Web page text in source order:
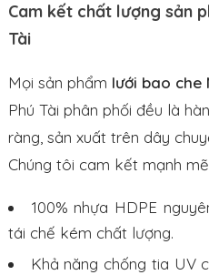
Cam kết chất lượng sản
Tài
Mọi sản phẩm lưới bao che
Phú Tài phân phối đều là
ràng, sản xuất trên dây
Chúng tôi cam kết mạnh
100% nhựa HDPE
tái chế kém chất lượng.
Khả năng chống tia UV